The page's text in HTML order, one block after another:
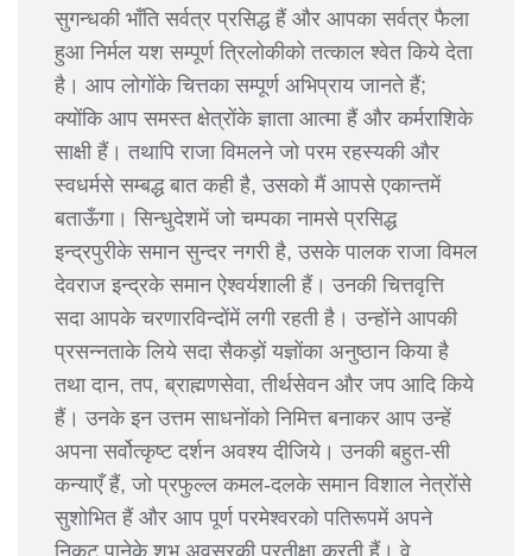
सुगन्धकी भाँति सर्वत्र प्रसिद्ध हैं और आपका सर्वत्र फैला
हुआ निर्मल यश सम्पूर्ण त्रिलोकीको तत्काल श्वेत किये देता
है। आप लोगोंके चित्तका सम्पूर्ण अभिप्राय जानते हैं;
क्योंकि आप समस्त क्षेत्रोंके ज्ञाता आत्मा हैं और कर्मराशिके
साक्षी हैं। तथापि राजा विमलने जो परम रहस्यकी और
स्वधर्मसे सम्बद्ध बात कही है, उसको मैं आपसे एकान्तमें
बताऊँगा। सिन्धुदेशमें जो चम्पका नामसे प्रसिद्ध
इन्द्रपुरीके समान सुन्दर नगरी है, उसके पालक राजा विमल
देवराज इन्द्रके समान ऐश्वर्यशाली हैं। उनकी चित्तवृत्ति
सदा आपके चरणारविन्दोंमें लगी रहती है। उन्होंने आपकी
प्रसन्नताके लिये सदा सैकड़ों यज्ञोंका अनुष्ठान किया है
तथा दान, तप, ब्राह्मणसेवा, तीर्थसेवन और जप आदि किये
हैं। उनके इन उत्तम साधनोंको निमित्त बनाकर आप उन्हें
अपना सर्वोत्कृष्ट दर्शन अवश्य दीजिये। उनकी बहुत-सी
कन्याएँ हैं, जो प्रफुल्ल कमल-दलके समान विशाल नेत्रोंसे
सुशोभित हैं और आप पूर्ण परमेश्वरको पतिरूपमें अपने